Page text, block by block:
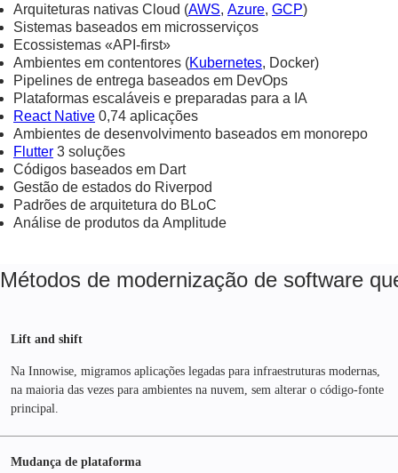
Arquiteturas nativas Cloud (AWS, Azure, GCP)
Sistemas baseados em microsserviços
Ecossistemas «API-first»
Ambientes em contentores (Kubernetes, Docker)
Pipelines de entrega baseados em DevOps
Plataformas escaláveis e preparadas para a IA
React Native 0,74 aplicações
Ambientes de desenvolvimento baseados em monorepo
Flutter 3 soluções
Códigos baseados em Dart
Gestão de estados do Riverpod
Padrões de arquitetura do BLoC
Análise de produtos da Amplitude
Métodos de modernização de software
Lift and shift
Na Innowise, migramos aplicações legadas para infraestruturas modernas,
na maioria das vezes para ambientes na nuvem, sem alterar o código-fonte
principal.
Mudança de plataforma